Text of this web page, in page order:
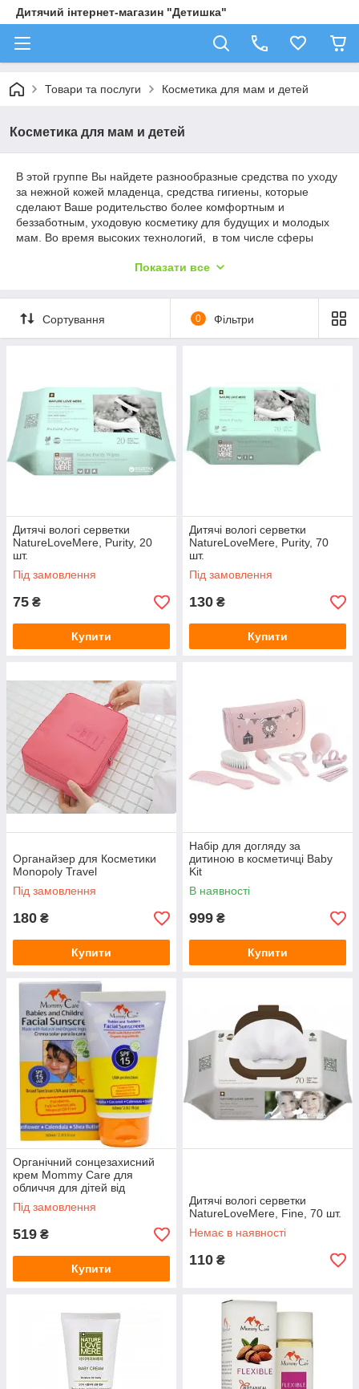
Дитячий інтернет-магазин "Детишка"
Товари та послуги Косметика для мам и детей
Косметика для мам и детей
В этой группе Вы найдете разнообразные средства по уходу
за нежной кожей младенца, средства гигиены, которые
сделают Ваше родительство более комфортным и
беззаботным, уходовую косметику для будущих и молодых
мам. Во время высоких технологий, в том числе сферы
чувствовали себя на высоте, будучи молодой мамой, а так
своим родным ангелочком, чтобы Ваш малыш сиял красотой
и здоровьем, был ухоженным и любимым, поскольку он и Вы
того стоите! Ведь мама и ребенок ― самое ценное в мире!
Показати все
Сортування 0 Фільтри
Дитячі вологі серветки
NatureLoveMere, Purity, 20
шт.
Під замовлення
75 ₴
Купити
Дитячі вологі серветки
NatureLoveMere, Purity, 70
шт.
Під замовлення
130 ₴
Купити
Органайзер для Косметики
Monopoly Travel
Під замовлення
180 ₴
Купити
Набір для догляду за
дитиною в косметичці Baby
Kit
В наявності
999 ₴
Купити
Органічний сонцезахисний
крем Mommy Care для
обличчя для дітей від
народження SPF-15 60 мл
Під замовлення
519 ₴
Купити
Дитячі вологі серветки
NatureLoveMere, Fine, 70 шт.
Немає в наявності
110 ₴